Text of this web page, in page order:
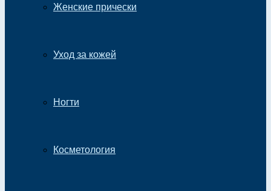
Женские прически
Уход за кожей
Ногти
Косметология